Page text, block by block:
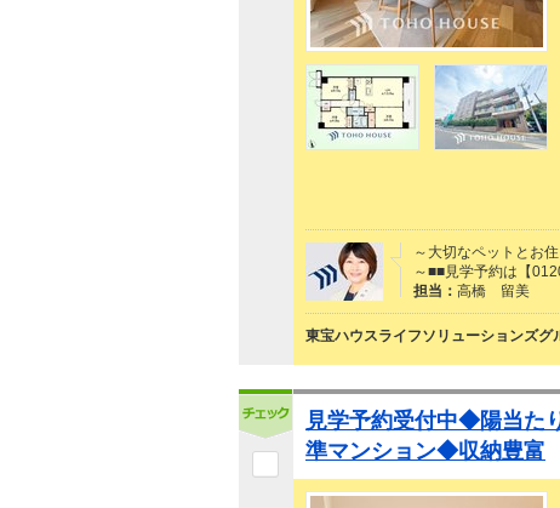
～大切なペットとお
～■■見学予約は【
担当： 高橋 留美
東宝ハウスライフソリューションズグ
見学予約受付中◆陽当た
準マンション◆収納豊富